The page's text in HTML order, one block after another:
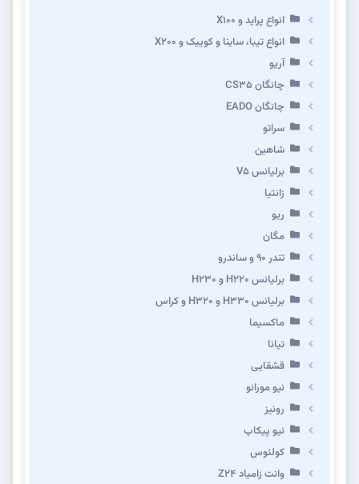
انواع پراید و X100
انواع تیبا، ساینا و کوییک و X200
آریو
چانگان CS35
چانگان EADO
سراتو
شاهین
برلیانس V5
زانتیا
ریو
مگان
تندر ۹۰ و ساندرو
برلیانس H220 و H230
برلیانس H330 و H320 و کراس
ماکسیما
تیانا
قشقایی
نیو مورانو
رونیز
نیو پیکاپ
كولئوس
وانت زامیاد Z24